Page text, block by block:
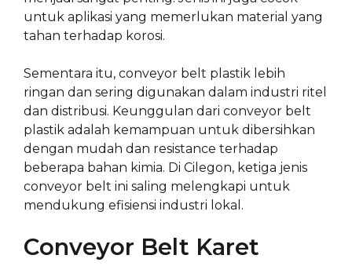
untuk aplikasi yang memerlukan material yang
tahan terhadap korosi.
Sementara itu, conveyor belt plastik lebih
ringan dan sering digunakan dalam industri ritel
dan distribusi. Keunggulan dari conveyor belt
plastik adalah kemampuan untuk dibersihkan
dengan mudah dan resistance terhadap
beberapa bahan kimia. Di Cilegon, ketiga jenis
conveyor belt ini saling melengkapi untuk
mendukung efisiensi industri lokal.
Conveyor Belt Karet